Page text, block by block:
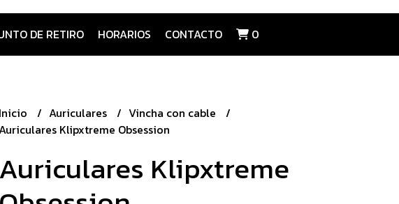
DE RETIRO HORARIOS CONTACTO 0
Inicio Auriculares
Vincha con cable
Klipxtreme Obsession
Auriculares Klipxtreme